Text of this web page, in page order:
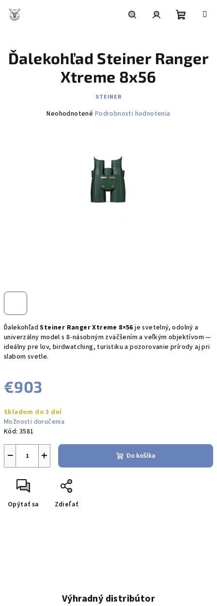
obsah
košík
ĎalekohľadSteiner Ranger Xtreme 8×56je svetelný, odolný a
univerzálny model s 8-násobným zväčšením a veľkým objektívom —
ideálny pre lov, birdwatching, turistiku a pozorovanie prírody aj pri
slabom svetle.
€903
cena:
Skladom do 3 dní
Možnosti doručenia
Kód: 3581
+
− Do košíka
Opýtať sa Zdieľať
Ďalekohľad Steiner Ranger
Xtreme 8x56
STEINER
Priemerné
Neohodnotené Podrobnosti hodnotenia
Výhradný distribútor